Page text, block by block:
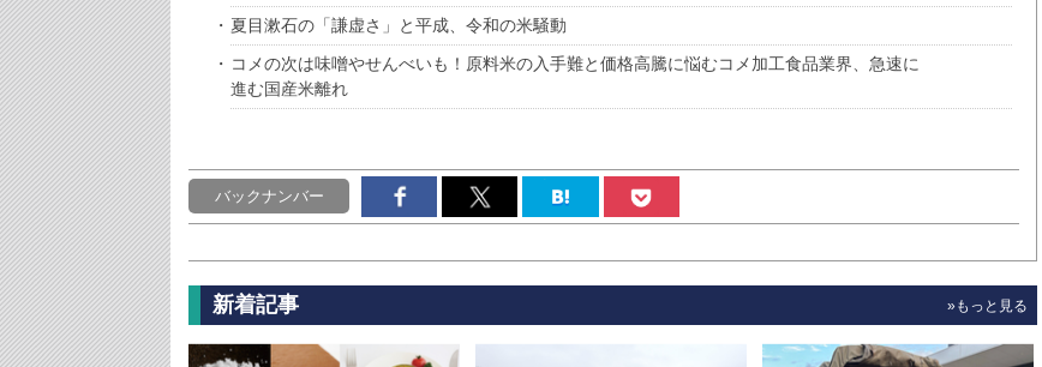
夏目漱石の「謙虚さ」と平成、令和の米騒動
コメの次は味噌やせんべいも！原料米の入手難と価格高騰に悩むコメ加工食品業界、急速に
進む国産米離れ
バックナンバー
新着記事 »もっと見る